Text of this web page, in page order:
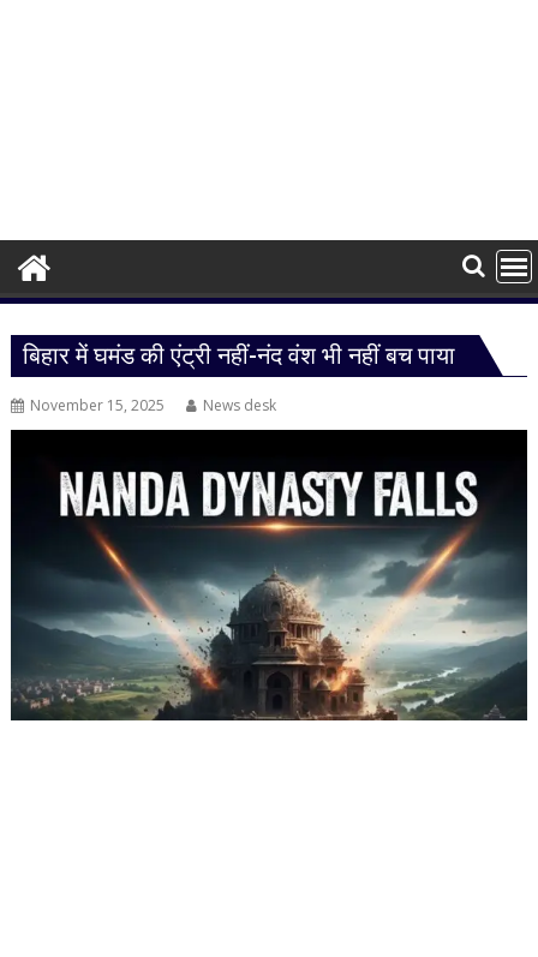
बिहार में घमंड की एंट्री नहीं-नंद वंश भी नहीं बच पाया
November 15, 2025 News desk